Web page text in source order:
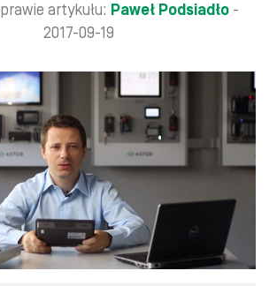
artykułu: Paweł Podsiadło-
2017-09-19